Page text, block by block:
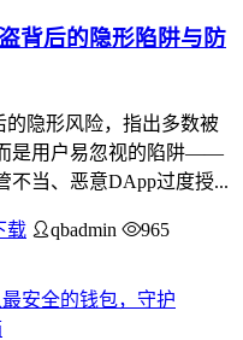
背后的隐形陷阱与防
的隐形风险，指出多数被
是用户易忽视的陷阱——
不当、恶意DApp过度授...
载 qbadmin
965